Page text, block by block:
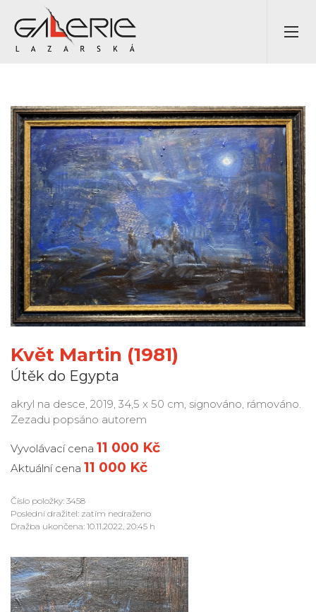
Květ Martin (1981)
Útěk do Egypta
akryl na desce, 2019, 34,5 x 50 cm, signováno, rámováno.
Zezadu popsáno autorem
Vyvolávací cena 11 000 Kč
Aktuální cena 11 000 Kč
Číslo položky: 3458
Poslední dražitel: zatím nedraženo
Dražba ukončena: 10.11.2022, 20:45 h